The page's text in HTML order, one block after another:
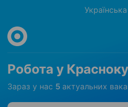
Українська
Робота у
Зараз у нас 5 актуальних